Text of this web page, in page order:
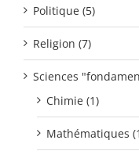
Politique (5)
Religion (7)
Sciences
Chimie (1)
Mathématiques